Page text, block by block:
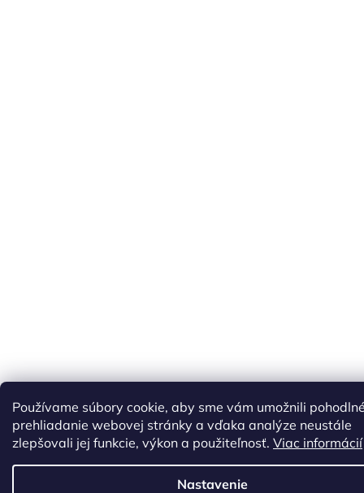
Používame súbory cookie, aby sme vám umožnili
prehliadanie webovej stránky a vďaka analýze neustále
zlepšovali jej funkcie, výkon a použiteľnosť. Viac informácií
Nastavenie